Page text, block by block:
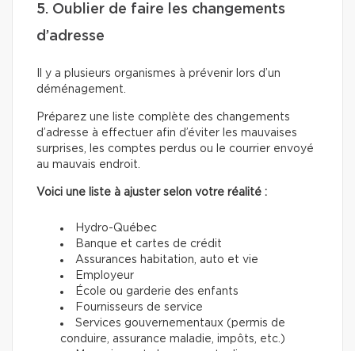
5. Oublier de faire les changements
d’adresse
Il y a plusieurs organismes à prévenir lors d’un
déménagement.
Préparez une liste complète des changements
d’adresse à effectuer afin d’éviter les mauvaises
surprises, les comptes perdus ou le courrier envoyé
au mauvais endroit.
Voici une liste à ajuster selon votre réalité :
Hydro-Québec
Banque et cartes de crédit
Assurances habitation, auto et vie
Employeur
École ou garderie des enfants
Fournisseurs de service
Services gouvernementaux (permis de
conduire, assurance maladie, impôts, etc.)